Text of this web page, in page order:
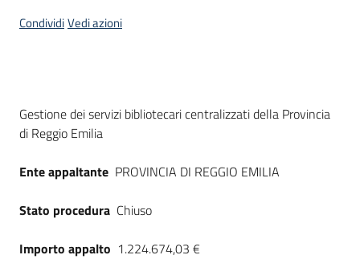
site
su
CondividiVedi azioni
Dati del bando
Gestione dei servizi bibliotecari centralizzati della Provincia
di Reggio Emilia
Ente appaltante PROVINCIA DI REGGIO EMILIA
Stato procedura Chiuso
Importo appalto 1.224.674,03 €